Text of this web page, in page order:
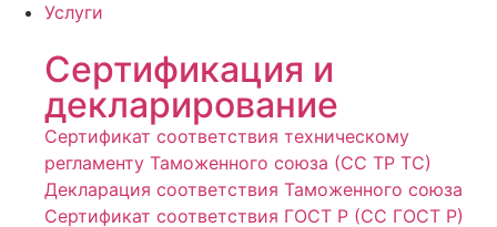
Услуги
Сертификация и
декларирование
Сертификат соответствия техническому
регламенту Таможенного союза (СС ТР ТС)
Декларация соответствия Таможенного союза
Сертификат соответствия ГОСТ Р (СС ГОСТ Р)